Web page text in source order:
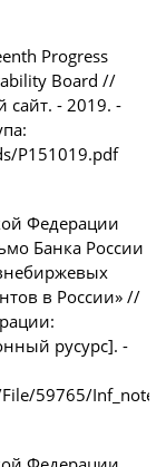
Progress
Board //
сайт. - 2019. -
P151019.pdf
Федерации
Банка России
в России» //
русурс]. -
59765/